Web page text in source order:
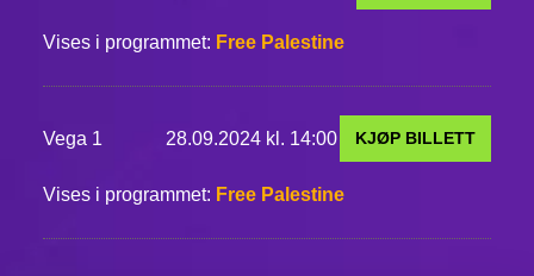
Vises i programmet: Free Palestine
Vega 1 28.09.2024 kl. 14:00 KJØP BILLETT
Vises i programmet: Free Palestine